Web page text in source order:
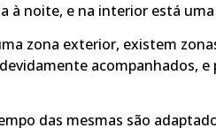
à noite, e na interior está
zona exterior, existem
acompanhados,
das mesmas são